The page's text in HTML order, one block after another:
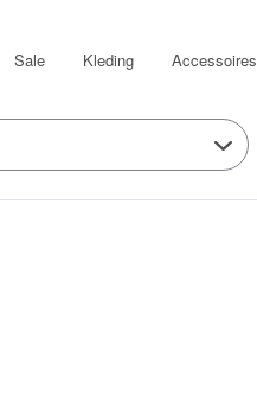
Sale Kleding Accessoires